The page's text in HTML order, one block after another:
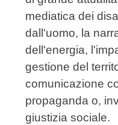
mediatica dei
dall'uomo, la
dell'energia,
gestione del
comunicazione
propaganda o,
giustizia sociale.